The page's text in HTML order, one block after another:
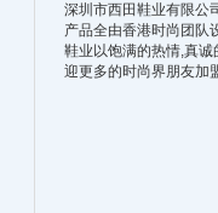
深圳市西田鞋业有限
产品全由香港时尚团队
鞋业以饱满的热情,真
迎更多的时尚界朋友加